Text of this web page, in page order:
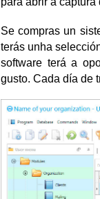
Se compras un
terás unha
software terá a
gusto. Cada día de